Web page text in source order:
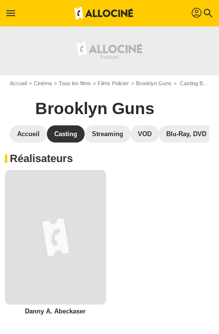
menu profil search
Accueil Cinéma Tous les films Films Policier Brooklyn Guns Casting Brooklyn Guns
Brooklyn Guns
Accueil Casting Streaming VOD Blu-Ray, DVD
Réalisateurs
Danny A. Abeckaser